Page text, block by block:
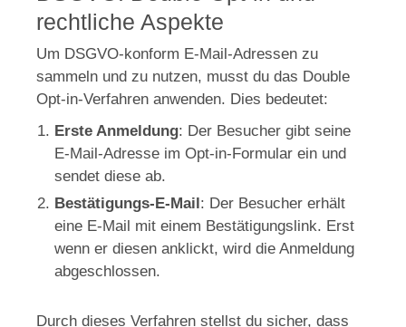
rechtliche Aspekte
Um DSGVO-konform E-Mail-Adressen zu
sammeln und zu nutzen, musst du das Double
Opt-in-Verfahren anwenden. Dies bedeutet:
Erste Anmeldung: Der Besucher gibt seine
E-Mail-Adresse im Opt-in-Formular ein und
sendet diese ab.
Bestätigungs-E-Mail : Der Besucher erhält
eine E-Mail mit einem Bestätigungslink. Erst
wenn er diesen anklickt, wird die Anmeldung
abgeschlossen.
Durch dieses Verfahren stellst du sicher, dass